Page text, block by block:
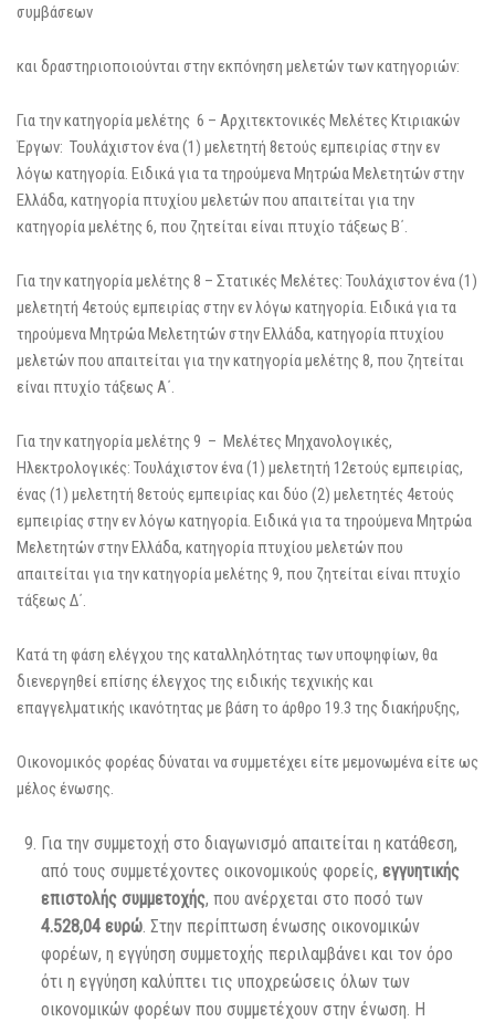
συμβάσεων
και δραστηριοποιούνται στην εκπόνηση μελετών των κατηγοριών:
Για την κατηγορία μελέτης 6 – Αρχιτεκτονικές Μελέτες Κτιριακών
Έργων: Τουλάχιστον ένα (1) μελετητή 8ετούς εμπειρίας στην εν
λόγω κατηγορία. Ειδικά για τα τηρούμενα Μητρώα Μελετητών στην
Ελλάδα, κατηγορία πτυχίου μελετών που απαιτείται για την
κατηγορία μελέτης 6, που ζητείται είναι πτυχίο τάξεως Β΄.
Για την κατηγορία μελέτης 8 – Στατικές Μελέτες: Τουλάχιστον ένα (1)
μελετητή 4ετούς εμπειρίας στην εν λόγω κατηγορία. Ειδικά για τα
τηρούμενα Μητρώα Μελετητών στην Ελλάδα, κατηγορία πτυχίου
μελετών που απαιτείται για την κατηγορία μελέτης 8, που ζητείται
είναι πτυχίο τάξεως Α΄.
Για την κατηγορία μελέτης 9 – Μελέτες Μηχανολογικές,
Ηλεκτρολογικές: Τουλάχιστον ένα (1) μελετητή 12ετούς εμπειρίας,
ένας (1) μελετητή 8ετούς εμπειρίας και δύο (2) μελετητές 4ετούς
εμπειρίας στην εν λόγω κατηγορία. Ειδικά για τα τηρούμενα Μητρώα
Μελετητών στην Ελλάδα, κατηγορία πτυχίου μελετών που
απαιτείται για την κατηγορία μελέτης 9, που ζητείται είναι πτυχίο
τάξεως Δ΄.
Κατά τη φάση ελέγχου της καταλληλότητας των υποψηφίων, θα
διενεργηθεί επίσης έλεγχος της ειδικής τεχνικής και
επαγγελματικής ικανότητας με βάση το άρθρο 19.3 της διακήρυξης,
Οικονομικός φορέας δύναται να συμμετέχει είτε μεμονωμένα είτε ως
μέλος ένωσης.
Για την συμμετοχή στο διαγωνισμό απαιτείται η κατάθεση,
από τους συμμετέχοντες οικονομικούς φορείς, εγγυητικής
επιστολής συμμετοχής, που ανέρχεται στο ποσό των
4.528,04 ευρώ. Στην περίπτωση ένωσης οικονομικών
φορέων, η εγγύηση συμμετοχής περιλαμβάνει και τον όρο
ότι η εγγύηση καλύπτει τις υποχρεώσεις όλων των
οικονομικών φορέων που συμμετέχουν στην ένωση. Η